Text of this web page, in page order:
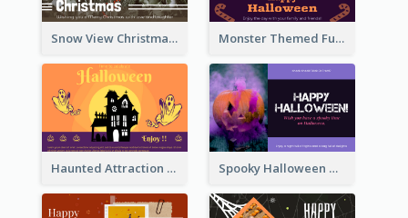
Snow View Christmas Card With Simple Design Monster Themed Fun Halloween Greeting Card
Haunted Attraction Themed Halloween Card Spooky Halloween Greeting Card